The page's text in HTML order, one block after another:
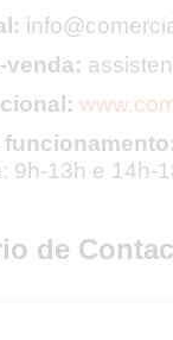
venda:
9h-13h e 14h-
de